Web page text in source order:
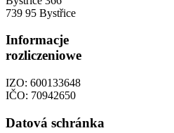
739 95 Bystřice
Informacje
rozliczeniowe
IZO: 600133648
IČO: 70942650
Datová schránka